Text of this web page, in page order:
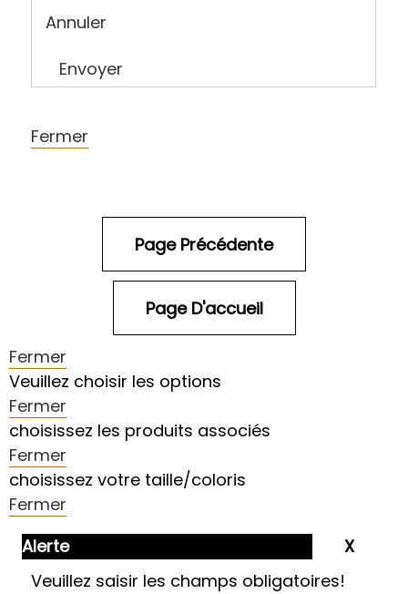
Annuler
Envoyer
Fermer
Fermer
Veuillez choisir les options
Fermer
choisissez les produits associés
Fermer
choisissez votre taille/coloris
Fermer
Alerte
Veuillez saisir les champs obligatoires!